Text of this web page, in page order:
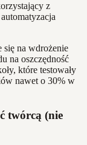
z
się na wdrożenie
na oszczędność
które testowały
nawet o 30% w
twórcą (nie